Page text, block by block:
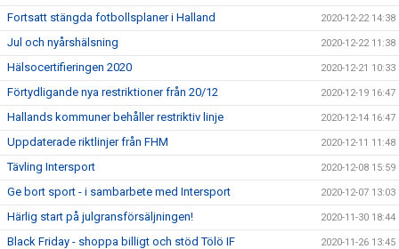
Fortsatt stängda fotbollsplaner i Halland 2020-12-22 14:38
Jul och nyårshälsning 2020-12-22 11:38
Hälsocertifieringen 2020 2020-12-21 10:33
Förtydligande nya restriktioner från 20/12 2020-12-19 16:47
Hallands kommuner behåller restriktiv linje 2020-12-14 16:47
Uppdaterade riktlinjer från FHM 2020-12-11 11:48
Tävling Intersport 2020-12-08 15:59
Ge bort sport - i sambarbete med Intersport 2020-12-07 13:03
Härlig start på julgransförsäljningen! 2020-11-30 18:44
Black Friday - shoppa billigt och stöd Tölö IF 2020-11-26 13:45